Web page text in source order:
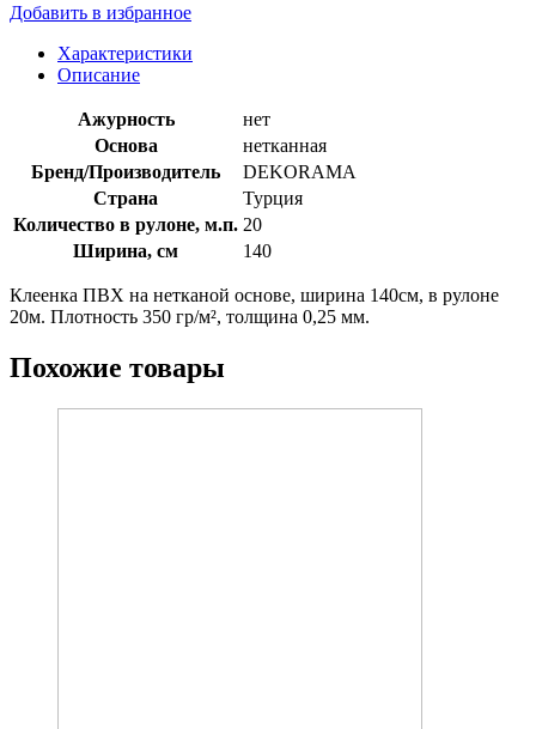
Добавить в избранное
Характеристики
Описание
Ажурность
нет
Основа
нетканная
Бренд/Производитель
DEKORAMA
Страна
Турция
Количество в рулоне, м.п. 20
Ширина, см
140
Клеенка ПВХ на нетканой основе, ширина 140см, в рулоне
20м. Плотность 350 гр/м², толщина 0,25 мм.
Похожие товары